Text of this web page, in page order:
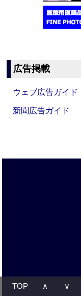
広告掲載
ウェブ広告ガイド
新聞広告ガイド
TOP ∧ ∨